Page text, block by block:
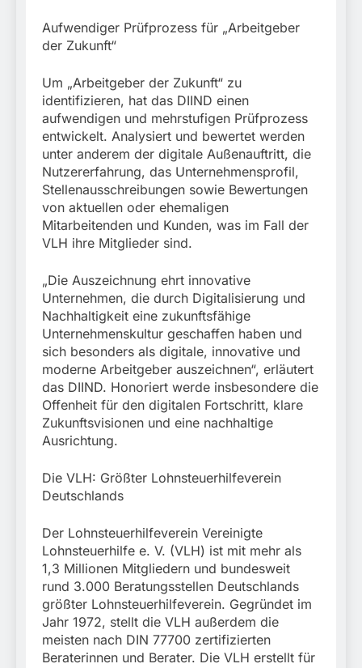
Aufwendiger Prüfprozess für „Arbeitgeber
der Zukunft“
Um „Arbeitgeber der Zukunft“ zu
identifizieren, hat das DIIND einen
aufwendigen und mehrstufigen Prüfprozess
entwickelt. Analysiert und bewertet werden
unter anderem der digitale Außenauftritt, die
Nutzererfahrung, das Unternehmensprofil,
Stellenausschreibungen sowie Bewertungen
von aktuellen oder ehemaligen
Mitarbeitenden und Kunden, was im Fall der
VLH ihre Mitglieder sind.
„Die Auszeichnung ehrt innovative
Unternehmen, die durch Digitalisierung und
Nachhaltigkeit eine zukunftsfähige
Unternehmenskultur geschaffen haben und
sich besonders als digitale, innovative und
moderne Arbeitgeber auszeichnen“, erläutert
das DIIND. Honoriert werde insbesondere die
Offenheit für den digitalen Fortschritt, klare
Zukunftsvisionen und eine nachhaltige
Ausrichtung.
Die VLH: Größter Lohnsteuerhilfeverein
Deutschlands
Der Lohnsteuerhilfeverein Vereinigte
Lohnsteuerhilfe e. V. (VLH) ist mit mehr als
1,3 Millionen Mitgliedern und bundesweit
rund 3.000 Beratungsstellen Deutschlands
größter Lohnsteuerhilfeverein. Gegründet im
Jahr 1972, stellt die VLH außerdem die
meisten nach DIN 77700 zertifizierten
Beraterinnen und Berater. Die VLH erstellt für